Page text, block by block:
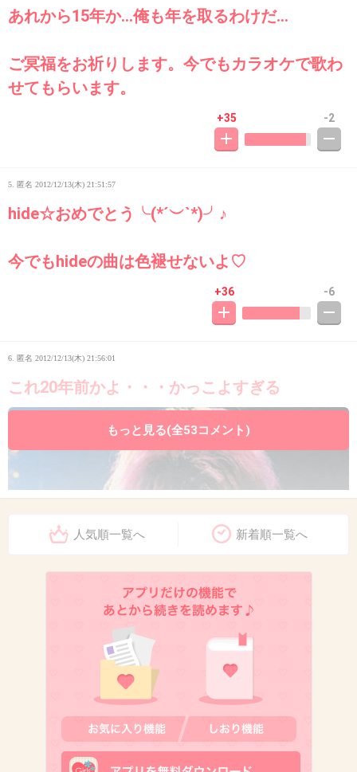
あれから15年か…俺も年を取るわけだ…
ご冥福をお祈りします。今でもカラオケで歌わ
せてもらいます。
+35 -2
5. 匿名 2012/12/13(木) 21:51:57
hide☆おめでとう╰(*´︶`*)╯♪
今でもhideの曲は色褪せないよ♡
+36 -6
6. 匿名 2012/12/13(木) 21:56:01
これ20年前かよ・・・かっこよすぎる
もっと見る(全53コメント)
人気順一覧へ 新着順一覧へ